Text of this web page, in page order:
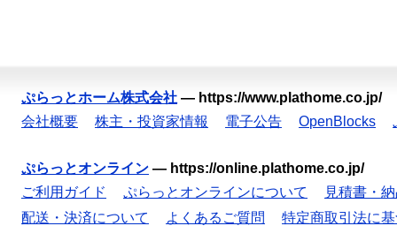
ぷらっとホーム株式会社 — https://www.plathome.co.jp/
会社概要
株主・投資家情報 電子公告 OpenBlocks
ぷらっとオンライン — https://online.plathome.co.jp/
ご利用ガイド
ぷらっとオンラインについて
見積書・
配送・決済について
よくあるご質問
特定商取引法に